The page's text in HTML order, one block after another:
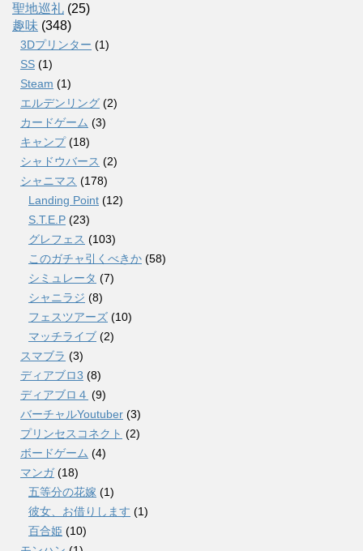
聖地巡礼 (25)
趣味 (348)
3Dプリンター (1)
SS (1)
Steam (1)
エルデンリング (2)
カードゲーム (3)
キャンプ(18)
シャドウバース (2)
シャニマス (178)
Landing Point (12)
S.T.E.P (23)
グレフェス (103)
このガチャ引くべきか (58)
シミュレータ (7)
シャニラジ (8)
フェスツアーズ (10)
マッチライブ (2)
スマブラ (3)
ディアブロ3 (8)
ディアブロ４ (9)
バーチャルYoutuber (3)
プリンセスコネクト (2)
ボードゲーム (4)
マンガ(18)
五等分の花嫁 (1)
彼女、お借りします (1)
百合姫 (10)